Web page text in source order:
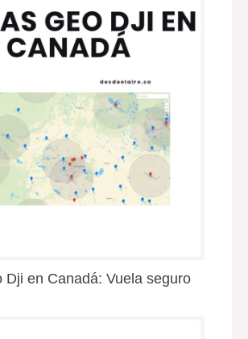
Dji en Canadá: Vuela seguro